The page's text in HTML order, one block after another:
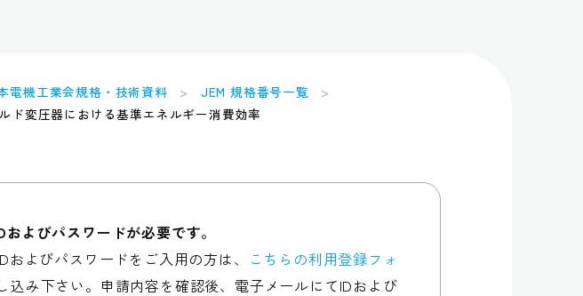
機工業会規格・技術資料
JEM 規格番号一覧
ド変圧器における基準エネルギー消費効率
よびパスワードが必要です。
よびパスワードをご入用の方は、
こちらの利用登録フォ
込み下さい。申請内容を確認後、電子メールにてIDおよび